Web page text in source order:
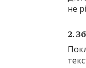
не
2.